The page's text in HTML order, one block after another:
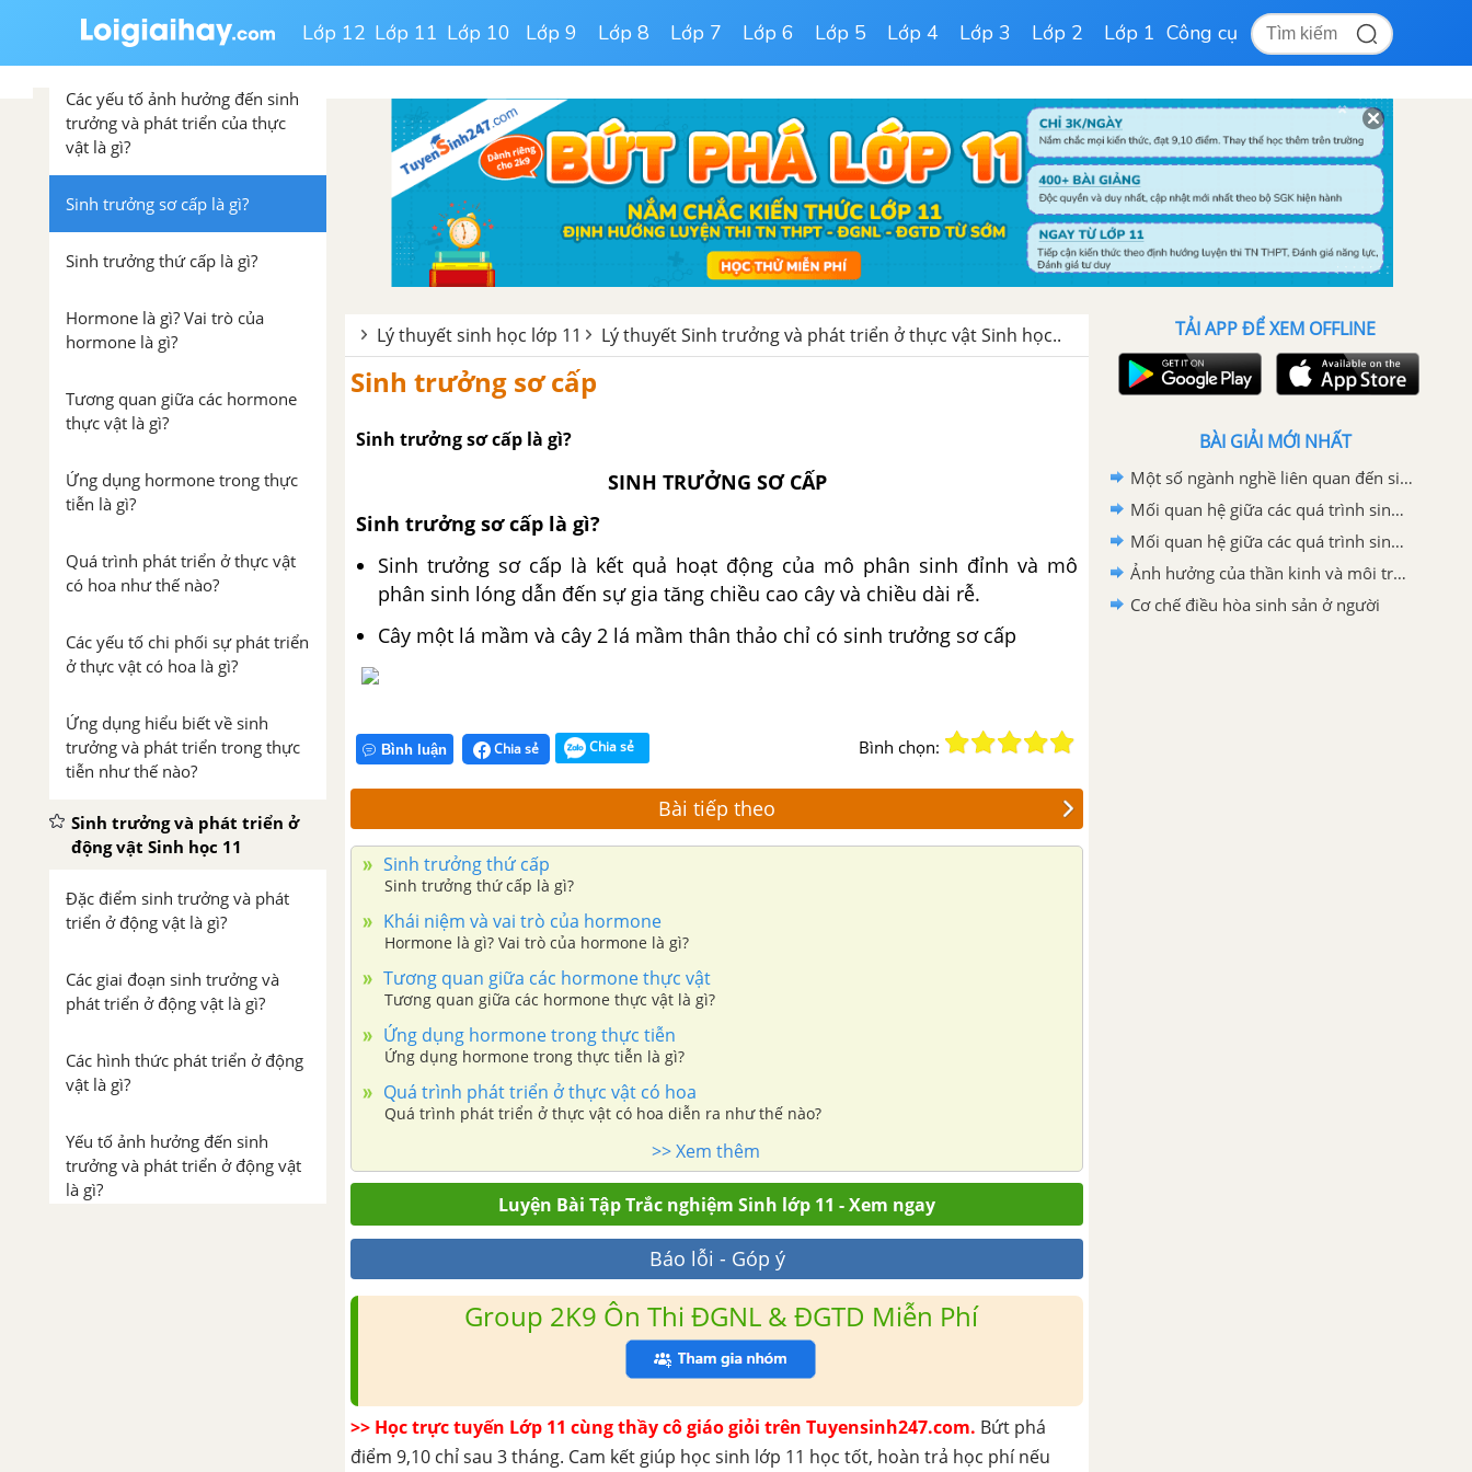
Lớp 12 Lớp 11 Lớp 10 Lớp 9 Lớp 8 Lớp 7 Lớp 6 Lớp 5 Lớp 4 Lớp 3 Lớp 2 Lớp 1 Công cụ
Đặc điểm sinh trưởng và phát
triển ở thực vật là gì?
Các yếu tố ảnh hưởng đến sinh
trưởng và phát triển của thực
vật là gì?
Sinh trưởng sơ cấp là gì?
Sinh trưởng thứ cấp là gì?
Hormone là gì? Vai trò của
hormone là gì?
Tương quan giữa các hormone
thực vật là gì?
Ứng dụng hormone trong thực
tiễn là gì?
Quá trình phát triển ở thực vật
có hoa như thế nào?
Các yếu tố chi phối sự phát triển
ở thực vật có hoa là gì?
Ứng dụng hiểu biết về sinh
trưởng và phát triển trong thực
tiễn như thế nào?
Sinh trưởng và phát triển ở
động vật Sinh học 11
Đặc điểm sinh trưởng và phát
triển ở động vật là gì?
Các giai đoạn sinh trưởng và
phát triển ở động vật là gì?
Các hình thức phát triển ở động
vật là gì?
Yếu tố ảnh hưởng đến sinh
trưởng và phát triển ở động vật
là gì?
Lý thuyết sinh học lớp 11 Lý thuyết Sinh trưởng và phát triển ở thực vật Sinh học..
Sinh trưởng sơ cấp
Sinh trưởng sơ cấp là gì?
SINH TRƯỞNG SƠ CẤP
Sinh trưởng sơ cấp là gì?
Sinh trưởng sơ cấp là kết quả hoạt động của mô phân sinh đỉnh và mô
phân sinh lóng dẫn đến sự gia tăng chiều cao cây và chiều dài rễ.
Cây một lá mầm và cây 2 lá mầm thân thảo chỉ có sinh trưởng sơ cấp
Bình luận Chia sẻ Chia sẻ Bình chọn:
Bài tiếp theo
Sinh trưởng thứ cấp
Sinh trưởng thứ cấp là gì?
Khái niệm và vai trò của hormone
Hormone là gì? Vai trò của hormone là gì?
Tương quan giữa các hormone thực vật
Tương quan giữa các hormone thực vật là gì?
Ứng dụng hormone trong thực tiễn
Ứng dụng hormone trong thực tiễn là gì?
Quá trình phát triển ở thực vật có hoa
Quá trình phát triển ở thực vật có hoa diễn ra như thế nào?
>> Xem thêm
Luyện Bài Tập Trắc nghiệm Sinh lớp 11 - Xem ngay
Báo lỗi - Góp ý
Group 2K9 Ôn Thi ĐGNL & ĐGTD Miễn Phí
>> Học trực tuyến Lớp 11 cùng thầy cô giáo giỏi trên Tuyensinh247.com. Bứt phá
điểm 9,10 chỉ sau 3 tháng. Cam kết giúp học sinh lớp 11 học tốt, hoàn trả học phí nếu
TẢI APP ĐỂ XEM OFFLINE
BÀI GIẢI MỚI NHẤT
Một số ngành nghề liên quan đến sinh học cơ thể
Mối quan hệ giữa các quá trình sinh lí trong cơ thể động vật
Mối quan hệ giữa các quá trình sinh lí trong cơ thể thực vật
Ảnh hưởng của thần kinh và môi trường tới quá trình sinh tinh và sinh trứng ở người
Cơ chế điều hòa sinh sản ở người